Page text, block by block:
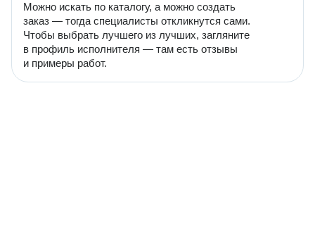
Можно искать по каталогу, а можно создать
заказ — тогда специалисты откликнутся сами.
Чтобы выбрать лучшего из лучших, загляните
в профиль исполнителя — там есть отзывы
и примеры работ.